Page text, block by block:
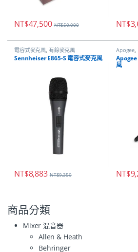
NT$47,500 NT$50,000 NT$
電容式麥克風 有線麥克風
Sennheiser E865-S 電容式麥克風
NT$8,883 NT$9,350
Apogee
風
NT$
商品分類
Mixer 混音器
Allen & Heath
Behringer